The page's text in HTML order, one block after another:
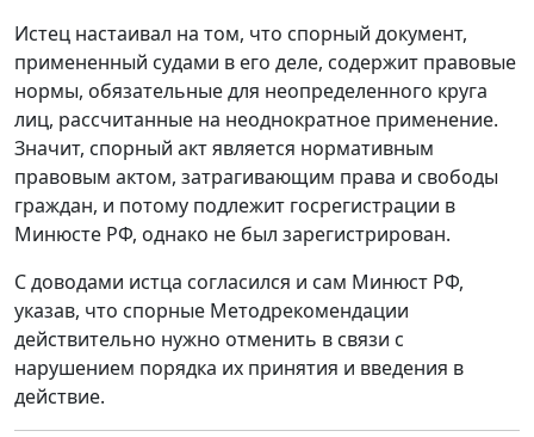
Истец настаивал на том, что спорный документ,
примененный судами в его деле, содержит правовые
нормы, обязательные для неопределенного круга
лиц, рассчитанные на неоднократное применение.
Значит, спорный акт является нормативным
правовым актом, затрагивающим права и свободы
граждан, и потому подлежит госрегистрации в
Минюсте РФ, однако не был зарегистрирован.
С доводами истца согласился и сам Минюст РФ,
указав, что спорные Методрекомендации
действительно нужно отменить в связи с
нарушением порядка их принятия и введения в
действие.